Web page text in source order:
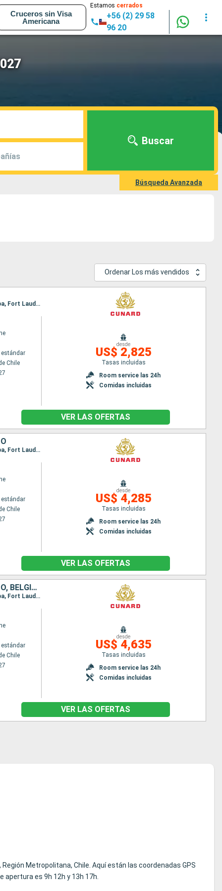
Cruceros sin Visa
Americana
Estamos cerrados
+56 (2) 29 58
96 20
Buscar
Búsqueda Avanzada
Ordenar Los más vendidos
Itinerario : Santiago de Chile, Coquimbo, Cristobal, Callao, Fuerte amador, Canal de Panama, Aruba, Fort Lauderdale
Chile
desde
US$ 2,825
Tasas incluidas
Room service las 24h
Comidas incluidas
VER LAS OFERTAS
Itinerario : Santiago de Chile, Coquimbo, Cristobal, Callao, Fuerte amador, Canal de Panama, Aruba, Fort Lauderdale, Puerto Canaveral, Praia da vitoria, Southampton
Chile
desde
US$ 4,285
Tasas incluidas
Room service las 24h
Comidas incluidas
VER LAS OFERTAS
CHILE, PERÚ, PANAMÁ, ARUBA, ESTADOS UNIDOS, PORTUGAL, REINO UNIDO, BÉLGICA, ALEMANIA
Itinerario : Santiago de Chile, Coquimbo, Cristobal, Callao, Fuerte amador, Canal de Panama, Aruba, Fort Lauderdale, Puerto Canaveral, Praia da vitoria, Southampton, Zeebrugge, Hamburgo
Chile
desde
US$ 4,635
Tasas incluidas
Room service las 24h
Comidas incluidas
VER LAS OFERTAS
Metropolitana, Chile. Aquí están las coordenadas GPS
apertura es 9h 12h y 13h 17h.